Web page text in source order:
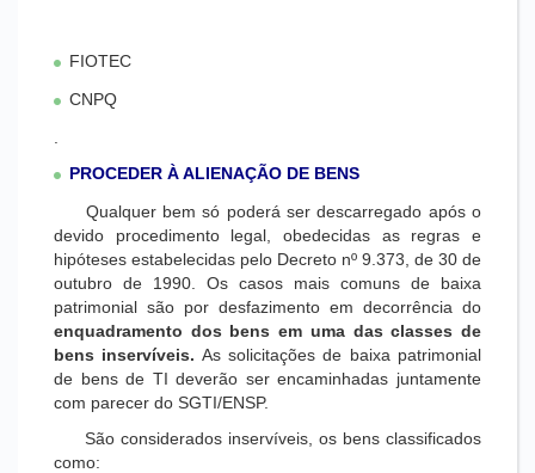
FIOTEC
CNPQ
PROCEDER À ALIENAÇÃO DE BENS
Qualquer bem só poderá ser descarregado após o
devido procedimento legal, obedecidas as regras e
hipóteses estabelecidas pelo Decreto nº 9.373, de 30 de
outubro de 1990. Os casos mais comuns de baixa
patrimonial são por desfazimento em decorrência do
enquadramento dos bens em uma das classes de
bens inservíveis. As solicitações de baixa patrimonial
de bens de TI deverão ser encaminhadas juntamente
com parecer do SGTI/ENSP.
São considerados inservíveis, os bens classificados
como: